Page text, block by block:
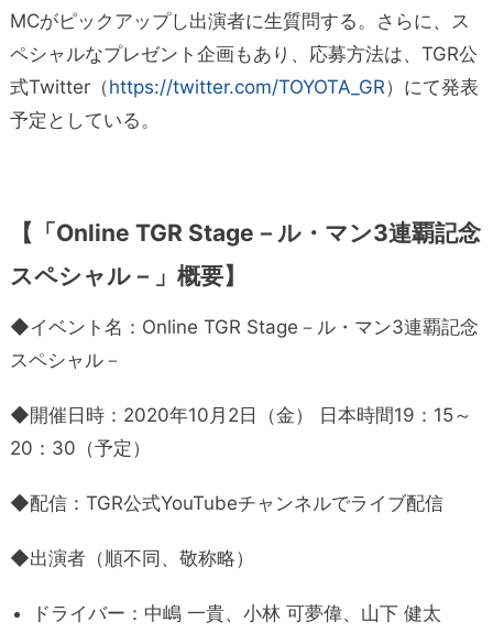
MCがピックアップし出演者に生質問する。さらに、ス
ペシャルなプレゼント企画もあり、応募方法は、TGR公
式Twitter（https://twitter.com/TOYOTA_GR）にて発表
予定としている。
【「Online TGR Stage－ル・マン3連覇記念
スペシャル－」概要】
◆イベント名：Online TGR Stage－ル・マン3連覇記念
スペシャル－
◆開催日時：2020年10月2日（金） 日本時間19：15～
20：30（予定）
◆配信：TGR公式YouTubeチャンネルでライブ配信
◆出演者（順不同、敬称略）
ドライバー：中嶋 一貴、小林 可夢偉、山下 健太